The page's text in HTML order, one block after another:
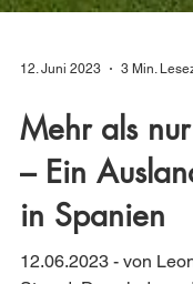
12. Juni 2023 3 Min.
Mehr als